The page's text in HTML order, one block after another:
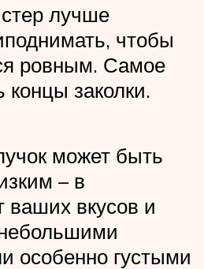
лучше
чтобы
ровным. Самое
концы заколки.
может быть
– в
ваших вкусов и
особенно густыми